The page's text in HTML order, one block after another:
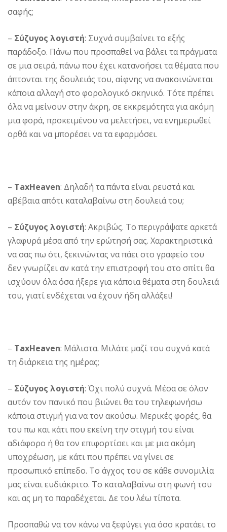
σαφής;
– Σύζυγος λογιστή: Συχνά συμβαίνει το εξής
παράδοξο. Πάνω που προσπαθεί να βάλει τα πράγματα
σε μια σειρά, πάνω που έχει κατανοήσει τα θέματα που
άπτονται της δουλειάς του, αίφνης να ανακοινώνεται
κάποια αλλαγή στο φορολογικό σκηνικό. Τότε πρέπει
όλα να μείνουν στην άκρη, σε εκκρεμότητα για ακόμη
μια φορά, προκειμένου να μελετήσει, να ενημερωθεί
ορθά και να μπορέσει να τα εφαρμόσει.
– TaxHeaven: Δηλαδή τα πάντα είναι ρευστά και
αβέβαια απ΄ότι καταλαβαίνω στη δουλειά του;
– Σύζυγος λογιστή: Ακριβώς. Το περιγράψατε αρκετά
γλαφυρά μέσα από την ερώτησή σας. Χαρακτηριστικά
να σας πω ότι, ξεκινώντας να πάει στο γραφείο του
δεν γνωρίζει αν κατά την επιστροφή του στο σπίτι θα
ισχύουν όλα όσα ήξερε για κάποια θέματα στη δουλειά
του, γιατί ενδέχεται να έχουν ήδη αλλάξει!
– TaxHeaven: Μάλιστα. Μιλάτε μαζί του συχνά κατά
τη διάρκεια της ημέρας;
– Σύζυγος λογιστή: Όχι πολύ συχνά. Μέσα σε όλον
αυτόν τον πανικό που βιώνει θα του τηλεφωνήσω
κάποια στιγμή για να τον ακούσω. Μερικές φορές, θα
του πω και κάτι που εκείνη την στιγμή του είναι
αδιάφορο ή θα τον επιφορτίσει και με μια ακόμη
υποχρέωση, με κάτι που πρέπει να γίνει σε
προσωπικό επίπεδο. Το άγχος του σε κάθε συνομιλία
μας είναι ευδιάκριτο. Το καταλαβαίνω στη φωνή του
και ας μη το παραδέχεται. Δε του λέω τίποτα.
Προσπαθώ να τον κάνω να ξεφύγει για όσο κρατάει το